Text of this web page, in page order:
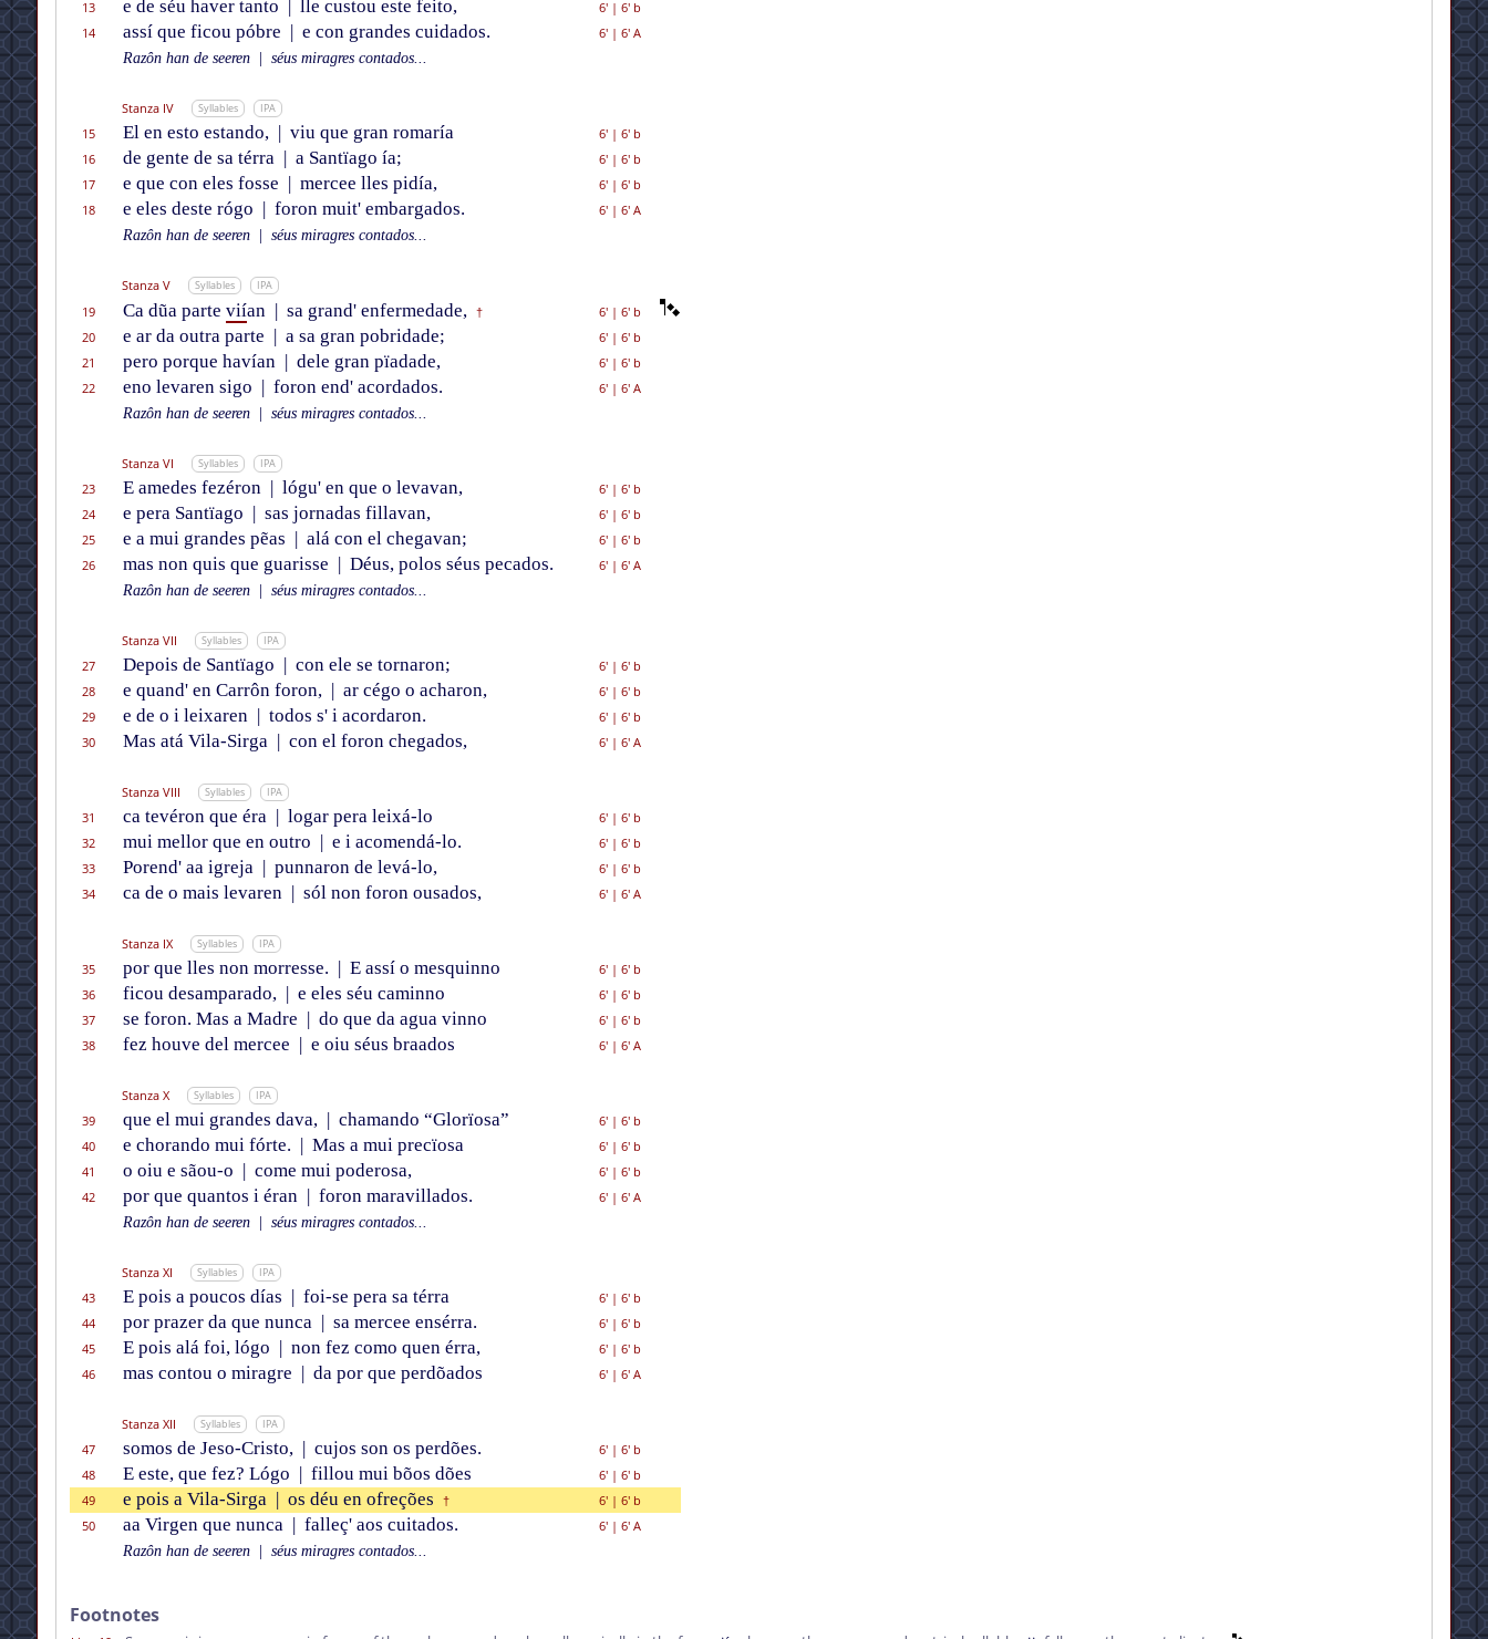
13
e de séu haver tanto | lle custou este feito, 6'| 6' b
14
assí que ficou póbre | e con grandes cuidados. 6'| 6' A
Razôn han de seeren
séus miragres contados...
Stanza IV Syllables IPA
15 El en esto estando, | viu que gran romaría 6'| 6' b
16
de gente de sa térra | a Santïago ía; 6'| 6' b
17
e que con eles fosse | mercee lles pidía, 6'| 6' b
18
e eles deste rógo | foron muit' embargados. 6'| 6' A
Razôn han de seeren
séus miragres contados...
Stanza V Syllables IPA
19 Ca dũa parte viían | sa grand' enfermedade, † 6'| 6' b
20
e ar da outra parte | a sa gran pobridade; 6'| 6' b
21
pero porque havían | dele gran pïadade, 6'| 6' b
22
eno levaren sigo | foron end' acordados. 6'| 6' A
Razôn han de seeren
séus miragres contados...
Stanza VI Syllables IPA
23 E amedes fezéron | lógu' en que o levavan, 6'| 6' b
24
e pera Santïago | sas jornadas fillavan, 6'| 6' b
25
e a mui grandes pẽas | alá con el chegavan; 6'| 6' b
26
mas non quis que guarisse | Déus, polos séus pecados. 6'| 6' A
Razôn han de seeren
séus miragres contados...
Stanza VII Syllables IPA
27 Depois de Santïago | con ele se tornaron; 6'| 6' b
28
e quand' en Carrôn foron, | ar cégo o acharon, 6'| 6' b
29
e de o i leixaren | todos s' i acordaron. 6'| 6' b
30
Mas atá Vila-Sirga | con el foron chegados, 6'| 6' A
Stanza VIII Syllables IPA
31 ca tevéron que éra | logar pera leixá-lo 6'| 6' b
32
mui mellor que en outro | e i acomendá-lo. 6'| 6' b
33
Porend' aa igreja | punnaron de levá-lo, 6'| 6' b
34
ca de o mais levaren | sól non foron ousados, 6'| 6' A
Stanza IX Syllables IPA
35 por que lles non morresse. | E assí o mesquinno 6'| 6' b
36
ficou desamparado, | e eles séu caminno 6'| 6' b
37
se foron. Mas a Madre | do que da agua vinno 6'| 6' b
38
fez houve del mercee | e oiu séus braados 6'| 6' A
Stanza X Syllables IPA
39 que el mui grandes dava, | chamando “Glorïosa” 6'| 6' b
40
e chorando mui fórte. | Mas a mui precïosa 6'| 6' b
41
o oiu e sãou-o | come mui poderosa, 6'| 6' b
42
por que quantos i éran | foron maravillados. 6'| 6' A
Razôn han de seeren
séus miragres contados...
Stanza XI Syllables IPA
43 E pois a poucos días | foi-se pera sa térra 6'| 6' b
44
por prazer da que nunca | sa mercee ensérra. 6'| 6' b
45
E pois alá foi, lógo | non fez como quen érra, 6'| 6' b
46
mas contou o miragre | da por que perdõados 6'| 6' A
Stanza XII Syllables IPA
47 somos de Jeso-Cristo, | cujos son os perdões. 6'| 6' b
48
E este, que fez? Lógo | fillou mui bõos dões 6'| 6' b
49
e pois a Vila-Sirga | os déu en ofreções † 6'| 6' b
50
aa Virgen que nunca | falleç' aos cuitados. 6'| 6' A
Razôn han de seeren
séus miragres contados...
Footnotes